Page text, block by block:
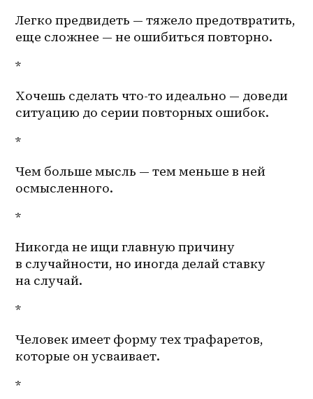
Легко предвидеть — тяжело предотвратить,
еще сложнее — не ошибиться повторно.
*
Хочешь сделать что-то идеально — доведи
ситуацию до серии повторных ошибок.
*
Чем больше мысль — тем меньше в ней
осмысленного.
*
Никогда не ищи главную причину
в случайности, но иногда делай ставку
на случай.
*
Человек имеет форму тех трафаретов,
которые он усваивает.
*